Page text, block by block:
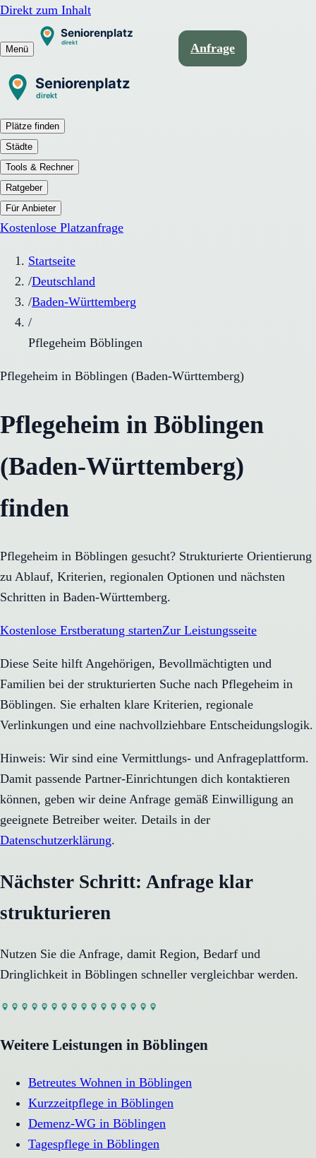
Direkt zum Inhalt
Menü Anfrage
Plätze finden
Städte
Tools & Rechner
Ratgeber
Für Anbieter
Kostenlose Platzanfrage
Startseite
/Deutschland
/Baden-Württemberg
/
Pflegeheim Böblingen
Pflegeheim in Böblingen (Baden-Württemberg)
Pflegeheim in Böblingen
(Baden-Württemberg)
finden
Pflegeheim in Böblingen gesucht? Strukturierte Orientierung
zu Ablauf, Kriterien, regionalen Optionen und nächsten
Schritten in Baden-Württemberg.
Kostenlose Erstberatung startenZur Leistungsseite
Diese Seite hilft Angehörigen, Bevollmächtigten und
Familien bei der strukturierten Suche nach Pflegeheim in
Böblingen. Sie erhalten klare Kriterien, regionale
Verlinkungen und eine nachvollziehbare Entscheidungslogik.
Hinweis: Wir sind eine Vermittlungs- und Anfrageplattform.
Damit passende Partner-Einrichtungen dich kontaktieren
können, geben wir deine Anfrage gemäß Einwilligung an
geeignete Betreiber weiter. Details in der
Datenschutzerklärung.
Nächster Schritt: Anfrage klar
strukturieren
Nutzen Sie die Anfrage, damit Region, Bedarf und
Dringlichkeit in Böblingen schneller vergleichbar werden.
Weitere Leistungen in Böblingen
Betreutes Wohnen in Böblingen
Kurzzeitpflege in Böblingen
Demenz-WG in Böblingen
Tagespflege in Böblingen